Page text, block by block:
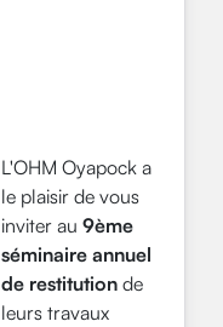
L'OHM Oyapock a
le plaisir de vous
inviter au 9ème
séminaire annuel
de restitution de
leurs travaux